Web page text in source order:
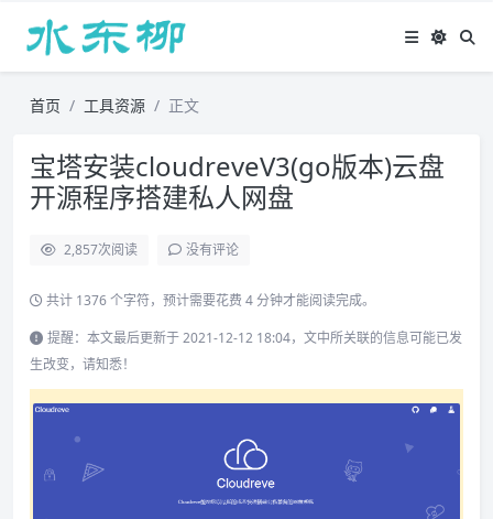
首页 工具资源 正文
宝塔安装cloudreveV3(go版本)云盘
开源程序搭建私人网盘
2,857次阅读 没有评论
共计 1376 个字符，预计需要花费 4 分钟才能阅读完成。
提醒：本文最后更新于 2021-12-12 18:04，文中所关联的信息可能已发
生改变，请知悉！